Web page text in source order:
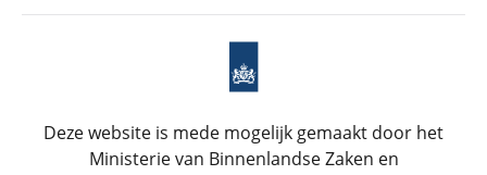
Deze website is mede mogelijk gemaakt door het
Ministerie van Binnenlandse Zaken en